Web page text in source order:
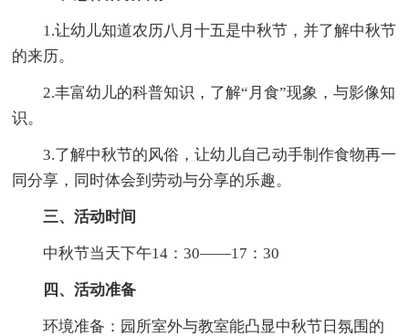
1.让幼儿知道农历八月十五是中秋节，并了解中秋节
的来历。
2.丰富幼儿的科普知识，了解“月食”现象，与影像知
识。
3.了解中秋节的风俗，让幼儿自己动手制作食物再一
同分享，同时体会到劳动与分享的乐趣。
三、活动时间
中秋节当天下午14：30——17：30
四、活动准备
环境准备：园所室外与教室能凸显中秋节日氛围的